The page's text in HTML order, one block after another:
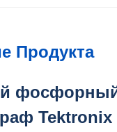
Продукта
Tektronix